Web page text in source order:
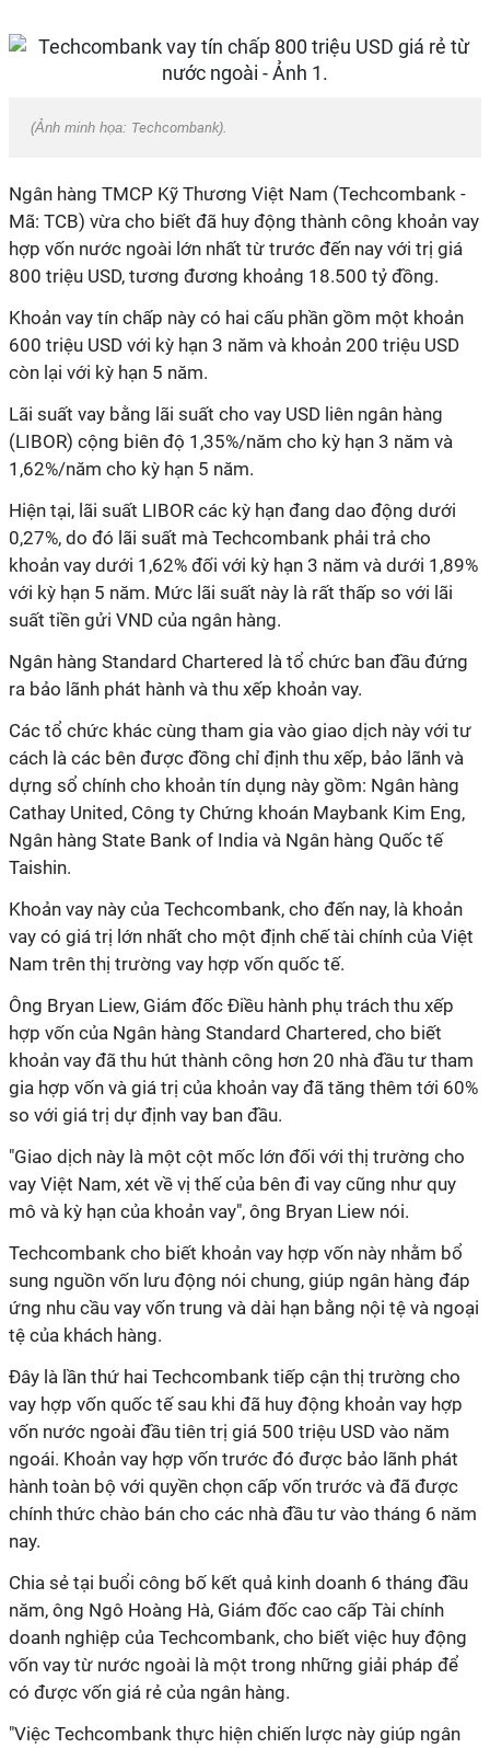
(Ảnh minh họa: Techcombank).
Ngân hàng TMCP Kỹ Thương Việt Nam (Techcombank -
Mã: TCB) vừa cho biết đã huy động thành công khoản vay
hợp vốn nước ngoài lớn nhất từ trước đến nay với trị giá
800 triệu USD, tương đương khoảng 18.500 tỷ đồng.
Khoản vay tín chấp này có hai cấu phần gồm một khoản
600 triệu USD với kỳ hạn 3 năm và khoản 200 triệu USD
còn lại với kỳ hạn 5 năm.
Lãi suất vay bằng lãi suất cho vay USD liên ngân hàng
(LIBOR) cộng biên độ 1,35%/năm cho kỳ hạn 3 năm và
1,62%/năm cho kỳ hạn 5 năm.
Hiện tại, lãi suất LIBOR các kỳ hạn đang dao động dưới
0,27%, do đó lãi suất mà Techcombank phải trả cho
khoản vay dưới 1,62% đối với kỳ hạn 3 năm và dưới 1,89%
với kỳ hạn 5 năm. Mức lãi suất này là rất thấp so với lãi
suất tiền gửi VND của ngân hàng.
Ngân hàng Standard Chartered là tổ chức ban đầu đứng
ra bảo lãnh phát hành và thu xếp khoản vay.
Các tổ chức khác cùng tham gia vào giao dịch này với tư
cách là các bên được đồng chỉ định thu xếp, bảo lãnh và
dựng sổ chính cho khoản tín dụng này gồm: Ngân hàng
Cathay United, Công ty Chứng khoán Maybank Kim Eng,
Ngân hàng State Bank of India và Ngân hàng Quốc tế
Taishin.
Khoản vay này của Techcombank, cho đến nay, là khoản
vay có giá trị lớn nhất cho một định chế tài chính của Việt
Nam trên thị trường vay hợp vốn quốc tế.
Ông Bryan Liew, Giám đốc Điều hành phụ trách thu xếp
hợp vốn của Ngân hàng Standard Chartered, cho biết
khoản vay đã thu hút thành công hơn 20 nhà đầu tư tham
gia hợp vốn và giá trị của khoản vay đã tăng thêm tới 60%
so với giá trị dự định vay ban đầu.
"Giao dịch này là một cột mốc lớn đối với thị trường cho
vay Việt Nam, xét về vị thế của bên đi vay cũng như quy
mô và kỳ hạn của khoản vay", ông Bryan Liew nói.
Techcombank cho biết khoản vay hợp vốn này nhằm bổ
sung nguồn vốn lưu động nói chung, giúp ngân hàng đáp
ứng nhu cầu vay vốn trung và dài hạn bằng nội tệ và ngoại
tệ của khách hàng.
Đây là lần thứ hai Techcombank tiếp cận thị trường cho
vay hợp vốn quốc tế sau khi đã huy động khoản vay hợp
vốn nước ngoài đầu tiên trị giá 500 triệu USD vào năm
ngoái. Khoản vay hợp vốn trước đó được bảo lãnh phát
hành toàn bộ với quyền chọn cấp vốn trước và đã được
chính thức chào bán cho các nhà đầu tư vào tháng 6 năm
nay.
Chia sẻ tại buổi công bố kết quả kinh doanh 6 tháng đầu
năm, ông Ngô Hoàng Hà, Giám đốc cao cấp Tài chính
doanh nghiệp của Techcombank, cho biết việc huy động
vốn vay từ nước ngoài là một trong những giải pháp để
có được vốn giá rẻ của ngân hàng.
"Việc Techcombank thực hiện chiến lược này giúp ngân